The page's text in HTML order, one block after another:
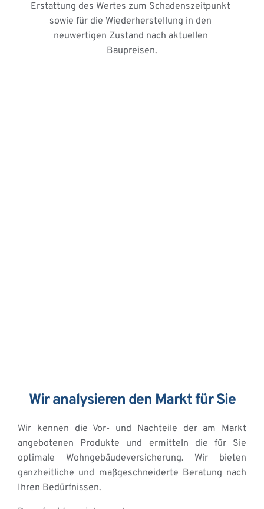
Erstattung des Wertes zum Schadenszeitpunkt
sowie für die Wiederherstellung in den
neuwertigen Zustand nach aktuellen
Baupreisen.
Wir analysieren den Markt für Sie
Wir kennen die Vor- und Nachteile der am Markt
angebotenen Produkte und ermitteln die für Sie
optimale Wohngebäudeversicherung. Wir bieten
ganzheitliche und maßgeschneiderte Beratung nach
Ihren Bedürfnissen.